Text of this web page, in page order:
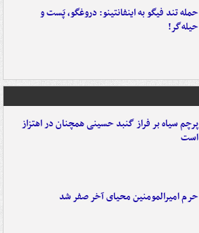
حمله تند فیگو به اینفانتینو: دروغگو، پَست‌ و
حیله‌گر!
پرچم سیاه بر فراز گنبد حسینی همچنان در اهتزاز
است
حرم امیرالمومنین محیای آخر صفر شد